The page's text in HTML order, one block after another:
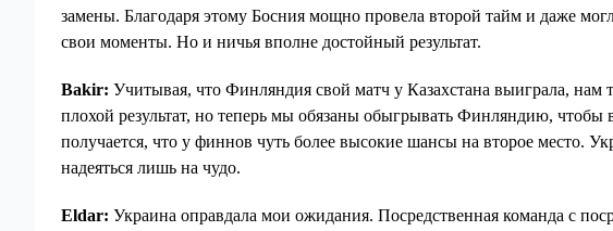
замены. Благодаря этому Босния мощно провела второй тайм и даже
свои моменты. Но и ничья вполне достойный результат.
Bakir: Учитывая, что Финляндия свой матч у Казахстана выиграла,
плохой результат, но теперь мы обязаны обыгрывать Финляндию, чтобы
получается, что у финнов чуть более высокие шансы на второе место.
надеяться лишь на чудо.
Eldar: Украина оправдала мои ожидания. Посредственная команда с